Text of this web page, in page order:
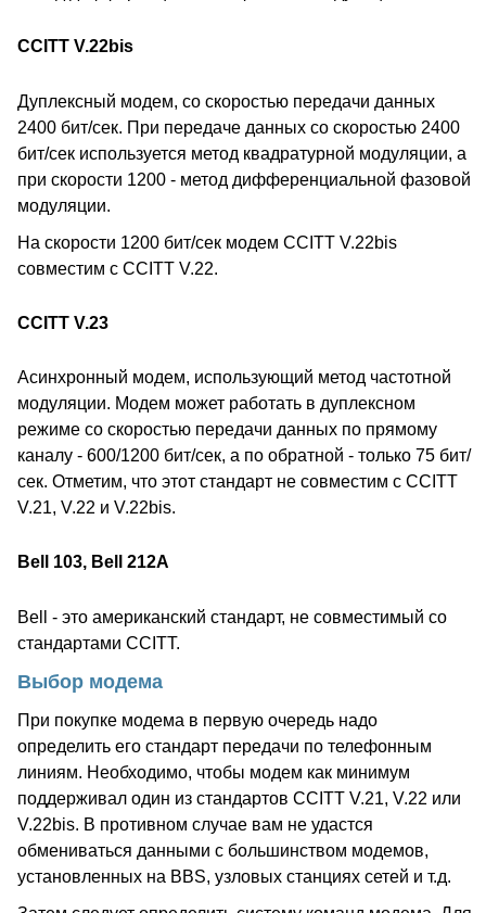
CCITT V.22bis
Дуплексный модем, со скоростью передачи данных
2400 бит/сек. При передаче данных со скоростью 2400
бит/сек используется метод квадратурной модуляции, а
при скорости 1200 - метод дифференциальной фазовой
модуляции.
На скорости 1200 бит/сек модем CCITT V.22bis
совместим с CCITT V.22.
CCITT V.23
Асинхронный модем, использующий метод частотной
модуляции. Модем может работать в дуплексном
режиме со скоростью передачи данных по прямому
каналу - 600/1200 бит/сек, а по обратной - только 75 бит/
сек. Отметим, что этот стандарт не совместим с CCITT
V.21, V.22 и V.22bis.
Bell 103, Bell 212A
Bell - это американский стандарт, не совместимый со
стандартами CCITT.
Выбор модема
При покупке модема в первую очередь надо
определить его стандарт передачи по телефонным
линиям. Необходимо, чтобы модем как минимум
поддерживал один из стандартов CCITT V.21, V.22 или
V.22bis. В противном случае вам не удастся
обмениваться данными с большинством модемов,
установленных на BBS, узловых станциях сетей и т.д.